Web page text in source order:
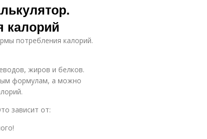
калорий
потребления калорий.
жиров и белков.
формулам, а можно
зависит от: